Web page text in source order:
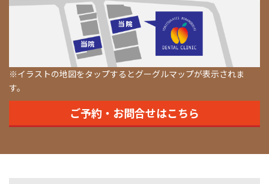
※イラストの地図をタップするとグーグルマップが表示されま
す。
ご予約・お問合せはこちら